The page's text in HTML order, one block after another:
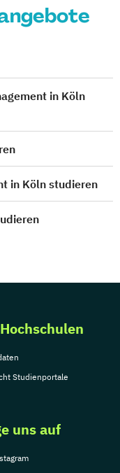
in Köln
in Köln studieren
Studienportale
uns auf